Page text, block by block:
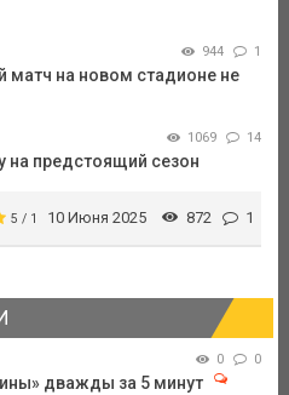
944 1
матч на новом стадионе не
1069 14
на предстоящий сезон
5 / 1 10 Июня 2025 872 1
0 0
дважды за 5 минут